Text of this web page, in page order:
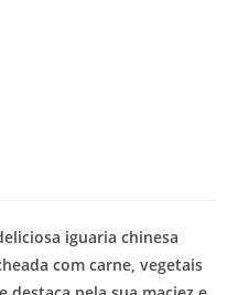
iguaria chinesa
com carne, vegetais